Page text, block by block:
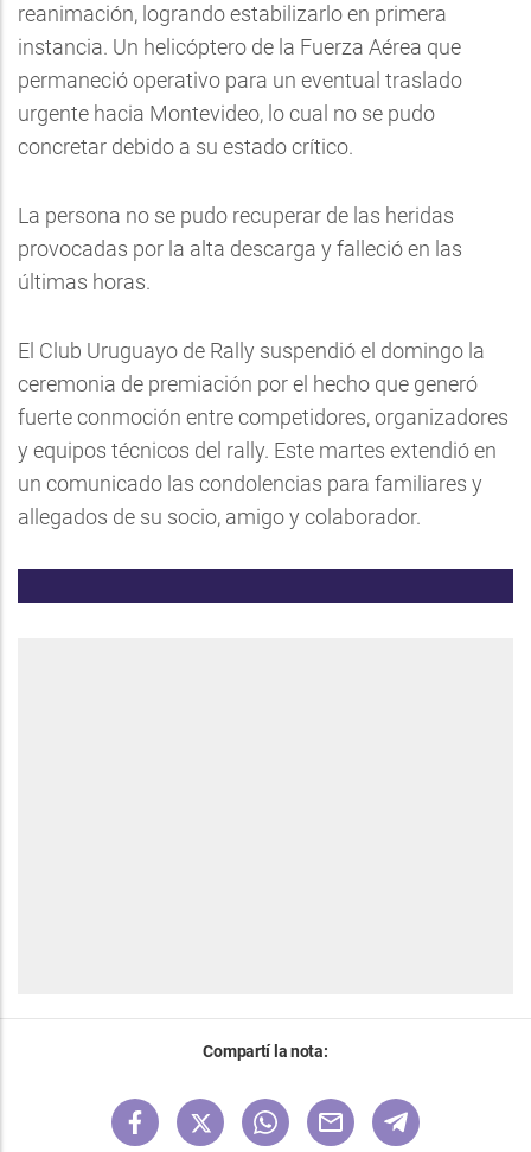
reanimación, logrando estabilizarlo en primera
instancia. Un helicóptero de la Fuerza Aérea que
permaneció operativo para un eventual traslado
urgente hacia Montevideo, lo cual no se pudo
concretar debido a su estado crítico.
La persona no se pudo recuperar de las heridas
provocadas por la alta descarga y falleció en las
últimas horas.
El Club Uruguayo de Rally suspendió el domingo la
ceremonia de premiación por el hecho que generó
fuerte conmoción entre competidores, organizadores
y equipos técnicos del rally. Este martes extendió en
un comunicado las condolencias para familiares y
allegados de su socio, amigo y colaborador.
Compartí la nota: